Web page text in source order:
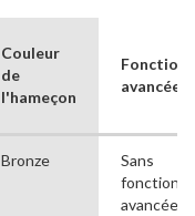
Couleur
de
l'hameçon
avancées
Bronze
Sans
avancées